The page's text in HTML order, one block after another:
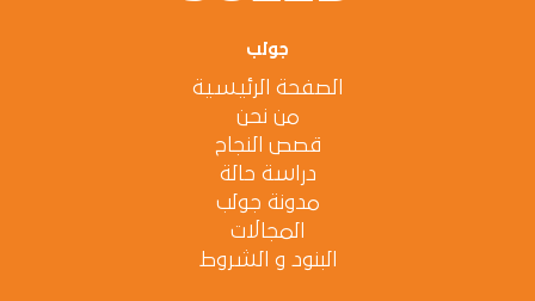
جولب
الصفحة الرئيسية
من نحن
قصص النجاح
دراسة حالة
مدونة جولب
المجالات
البنود و الشروط